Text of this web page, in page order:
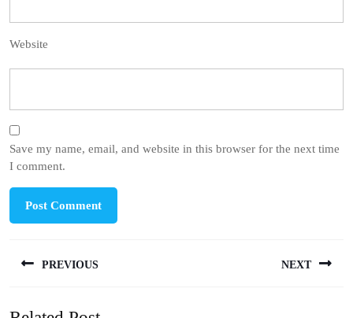
Website
Save my name, email, and website in this browser for the next time
I comment.
navigation
PREVIOUS NEXT